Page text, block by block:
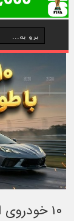
۱۰ خودروی اسپرت با طولانی‌ترین دوره تولید